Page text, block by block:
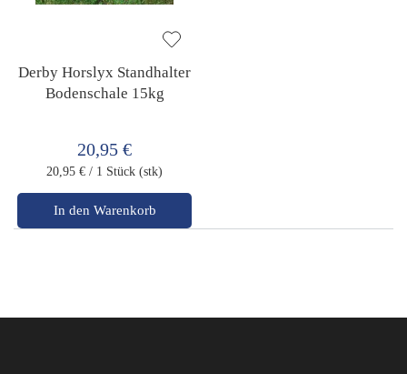
Derby Horslyx Standhalter
Bodenschale 15kg
20,95 €
20,95 € / 1 Stück (stk)
In den Warenkorb